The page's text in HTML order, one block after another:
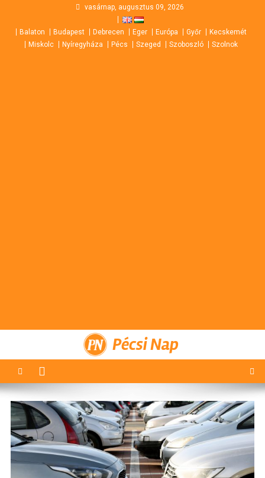
content
vasárnap, augusztus 09, 2026
Balaton Budapest Debrecen Eger Európa Győr
Kecskemét
Miskolc
Nyíregyháza Pécs Szeged Szoboszló Szolnok
Pécsi Nap